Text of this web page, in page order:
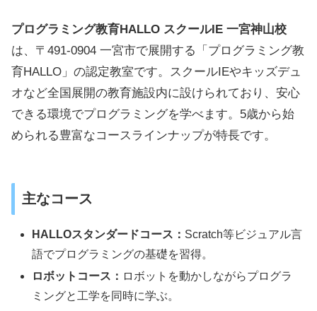
プログラミング教育HALLO スクールIE 一宮神山校
は、〒491-0904 一宮市で展開する「プログラミング教
育HALLO」の認定教室です。スクールIEやキッズデュ
オなど全国展開の教育施設内に設けられており、安心
できる環境でプログラミングを学べます。5歳から始
められる豊富なコースラインナップが特長です。
主なコース
HALLOスタンダードコース： Scratch等ビジュアル言
語でプログラミングの基礎を習得。
ロボットコース： ロボットを動かしながらプログラ
ミングと工学を同時に学ぶ。